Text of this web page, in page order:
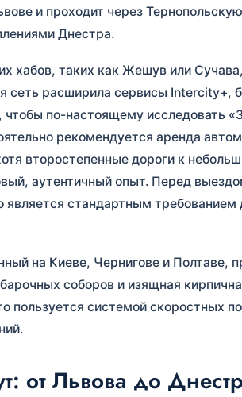
и проходит через
Днестра.
хабов, таких как Жешув или
сеть расширила сервисы Intercity+,
по-настоящему исследовать
рекомендуется аренда
второстепенные дороги к
аутентичный опыт. Перед
является стандартным требованием
на Киеве, Чернигове и Полтаве,
соборов и изящная
пользуется системой скоростных
от Львова до